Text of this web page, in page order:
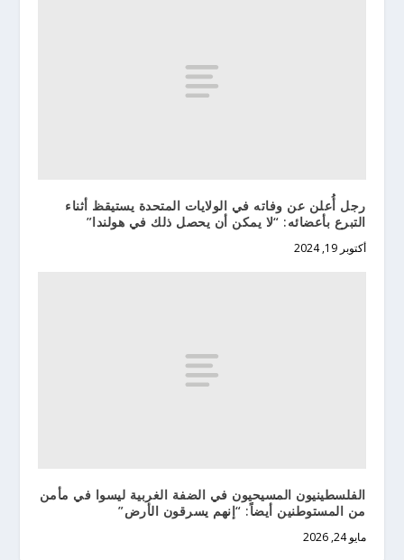
رجل أُعلن عن وفاته في الولايات المتحدة يستيقظ أثناء
التبرع بأعضائه: “لا يمكن أن يحصل ذلك في هولندا”
أكتوبر 19, 2024
الفلسطينيون المسيحيون في الضفة الغربية ليسوا في مأمن
من المستوطنين أيضاً: “إنهم يسرقون الأرض”
مايو 24, 2026